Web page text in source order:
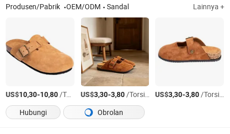
Produsen/Pabrik
OEM/ODM Sandal Lainnya +
US$10,30-10,80/Torsi AS US$3,30-3,80/Torsi AS US$3,30-3,80/Torsi AS
Hubungi
Obrolan